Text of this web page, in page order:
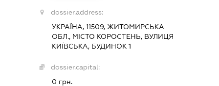
dossier.address:
УКРАЇНА, 11509, ЖИТОМИРСЬКА
ОБЛ., МІСТО КОРОСТЕНЬ, ВУЛИЦЯ
КИЇВСЬКА, БУДИНОК 1
dossier.capital:
0 грн.